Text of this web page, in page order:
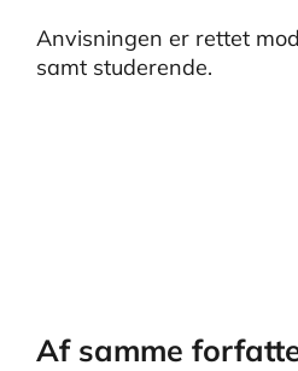
Anvisningen er rettet
samt studerende.
Af samme